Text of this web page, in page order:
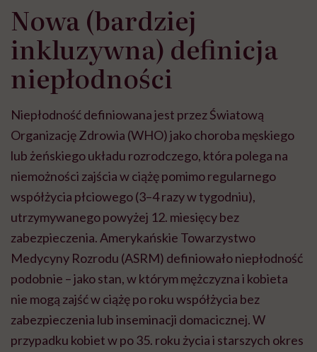
Nowa (bardziej
inkluzywna) definicja
niepłodności
Niepłodność definiowana jest przez Światową
Organizację Zdrowia (WHO) jako choroba męskiego
lub żeńskiego układu rozrodczego, która polega na
niemożności zajścia w ciążę pomimo regularnego
współżycia płciowego (3–4 razy w tygodniu),
utrzymywanego powyżej 12. miesięcy bez
zabezpieczenia. Amerykańskie Towarzystwo
Medycyny Rozrodu (ASRM) definiowało niepłodność
podobnie – jako stan, w którym mężczyzna i kobieta
nie mogą zajść w ciążę po roku współżycia bez
zabezpieczenia lub inseminacji domacicznej. W
przypadku kobiet w po 35. roku życia i starszych okres